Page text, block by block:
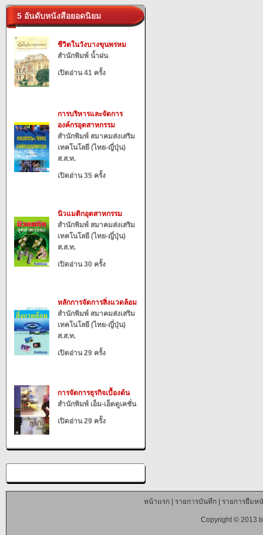
5 อันดับหนังสือยอดนิยม
ชีวิตในวังบางขุนพรหม
สำนักพิมพ์ น้ำฝน
เปิดอ่าน 41 ครั้ง
การบริหารและจัดการ
องค์กรอุตสาหกรรม
สำนักพิมพ์ สมาคมส่งเสริม
เทคโนโลยี (ไทย-ญี่ปุ่น)
ส.ส.ท.
เปิดอ่าน 35 ครั้ง
นิวแมติกอุตสาหกรรม
สำนักพิมพ์ สมาคมส่งเสริม
เทคโนโลยี (ไทย-ญี่ปุ่น)
ส.ส.ท.
เปิดอ่าน 30 ครั้ง
หลักการจัดการสิ่งแวดล้อม
สำนักพิมพ์ สมาคมส่งเสริม
เทคโนโลยี (ไทย-ญี่ปุ่น)
ส.ส.ท.
เปิดอ่าน 29 ครั้ง
การจัดการธุรกิจเบื้องต้น
สำนักพิมพ์ เอ็ม-เอ็ดดูเคชั่น
เปิดอ่าน 29 ครั้ง
หน้าแรก| รายการบันทึก| รายการยืมห
Copyright © 2013